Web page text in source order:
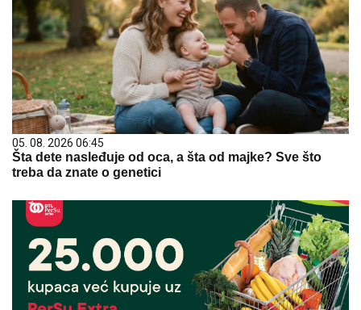
05. 08. 2026 06:45
Šta dete nasleđuje od oca, a šta od majke? Sve što
treba da znate o genetici